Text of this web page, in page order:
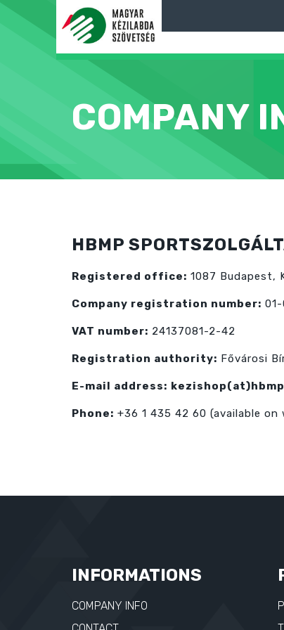
COMPANY
HBMP
Registered office: 1087 Budapest,
Company registration number:
VAT number: 24137081-2-42
Registration authority: Fővárosi
E-mail address:
Phone: +36 1 435 42 60 (available
INFORMATIONS
COMPANY INFO